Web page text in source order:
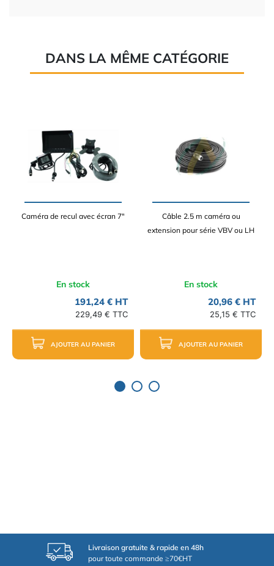
DANS LA MÊME CATÉGORIE
Caméra de recul avec écran 7"
En stock
191,24 € HT
229,49 € TTC
AJOUTER AU PANIER
Câble 2.5 m caméra ou
extension pour série VBV ou LH
En stock
20,96 € HT
25,15 € TTC
AJOUTER AU PANIER
Livraison gratuite & rapide en 48h
pour toute commande ≥70€HT